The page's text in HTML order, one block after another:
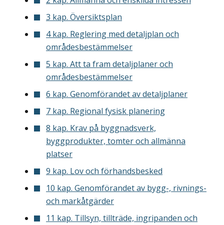
3 kap. Översiktsplan
4 kap. Reglering med detaljplan och
områdesbestämmelser
5 kap. Att ta fram detaljplaner och
områdesbestämmelser
6 kap. Genomförandet av detaljplaner
7 kap. Regional fysisk planering
8 kap. Krav på byggnadsverk,
byggprodukter, tomter och allmänna
platser
9 kap. Lov och förhandsbesked
10 kap. Genomförandet av bygg-, rivnings-
och markåtgärder
11 kap. Tillsyn, tillträde, ingripanden och